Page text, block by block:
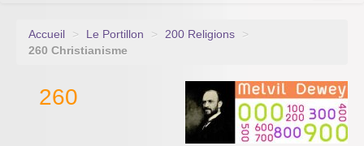
Le Portillon
Accueil > Le Portillon > 200 Religions
>
260 Christianisme
260